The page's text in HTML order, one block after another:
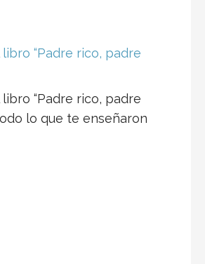
“Padre rico, padre
“Padre rico, padre
lo que te enseñaron